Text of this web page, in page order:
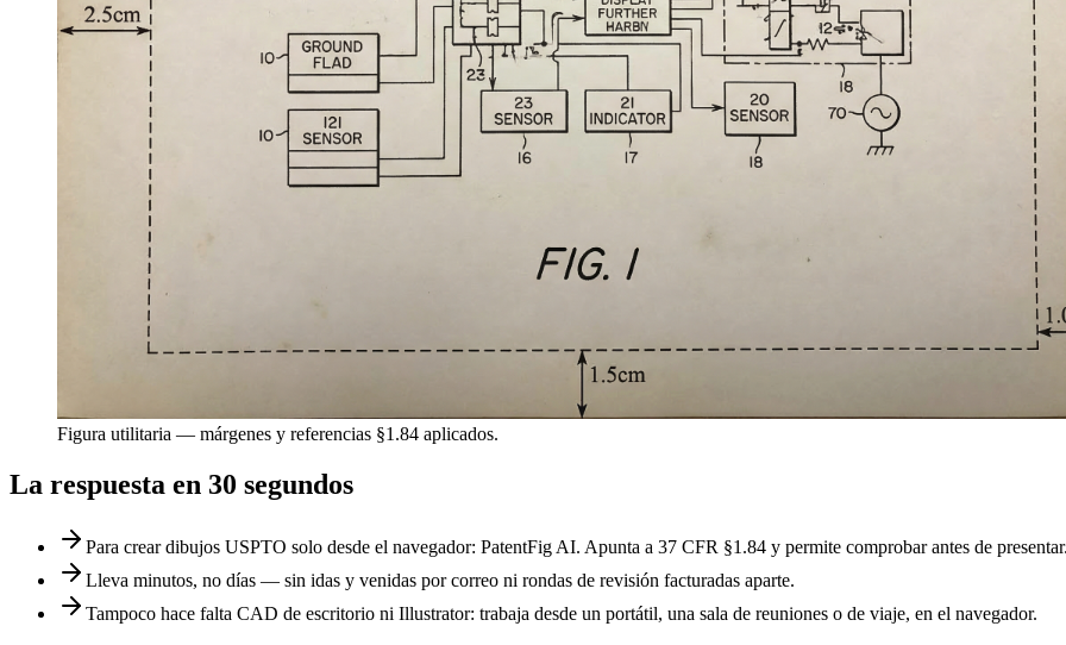
Figura utilitaria — márgenes y referencias §1.84 aplicados.
La respuesta en 30 segundos
Para crear dibujos USPTO solo desde el navegador: PatentFig AI. Apunta a 37 CFR §1.84 y permite comprobar antes de
Lleva minutos, no días — sin idas y venidas por correo ni rondas de revisión facturadas aparte.
Tampoco hace falta CAD de escritorio ni Illustrator: trabaja desde un portátil, una sala de reuniones o de viaje, en el navegador.